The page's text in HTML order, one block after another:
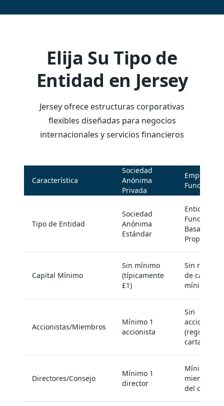
Elija Su Tipo de
Entidad en Jersey
Jersey ofrece estructuras corporativas
flexibles diseñadas para negocios
internacionales y servicios financieros
Característica
Sociedad
Anónima
Privada
Empresa
Tipo de Entidad
Sociedad
Anónima
Estándar
Entidad
Basada en
Propósito
Capital Mínimo
Sin mínimo
(típicamente
£1)
Sin
de capital
mínimo
Accionistas/Miembros
Mínimo 1
accionista
Sin
accionistas
(regida por
carta)
Directores/Consejo
Mínimo 1
director
Mínimo 2
miembros
del consejo